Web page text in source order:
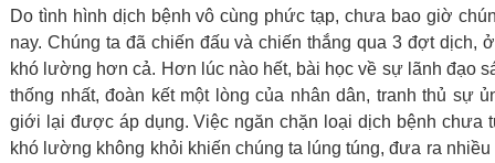
Do tình hình dịch bệnh vô cùng phức tạp, chưa bao giờ
nay. Chúng ta đã chiến đấu và chiến thắng qua 3 đợt dịch,
khó lường hơn cả. Hơn lúc nào hết, bài học về sự lãnh đạo
thống nhất, đoàn kết một lòng của nhân dân, tranh thủ sự
giới lại được áp dụng. Việc ngăn chặn loại dịch bệnh chưa
khó lường không khỏi khiến chúng ta lúng túng, đưa ra